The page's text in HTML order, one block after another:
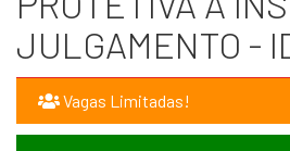
JULGAMENTO -
Vagas Limitadas!